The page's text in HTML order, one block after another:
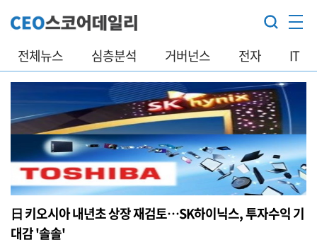
전체뉴스 심층분석 거버넌스 전자 IT
日 키오시아 내년초 상장 재검토…SK하이닉스, 투자수익 기
대감 '솔솔'